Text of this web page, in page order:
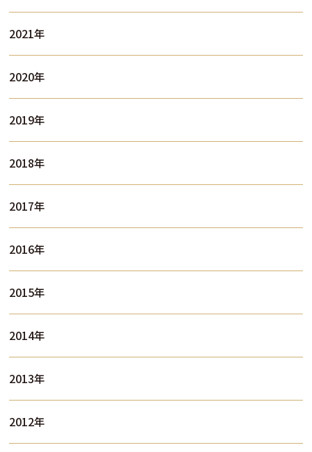
2021年
2020年
2019年
2018年
2017年
2016年
2015年
2014年
2013年
2012年